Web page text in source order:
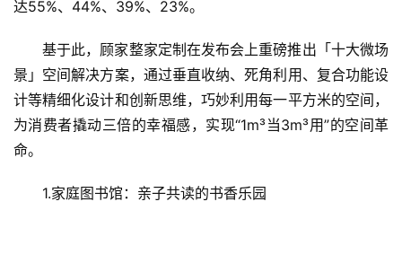
达55%、44%、39%、23%。
基于此，顾家整家定制在发布会上重磅推出「十大微场
景」空间解决方案，通过垂直收纳、死角利用、复合功能设
计等精细化设计和创新思维，巧妙利用每一平方米的空间，
为消费者撬动三倍的幸福感，实现“1m³当3m³用”的空间革
命。
1.家庭图书馆：亲子共读的书香乐园